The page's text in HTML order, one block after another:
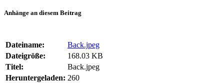
Anhänge an diesem Beitrag
Dateiname:
Back.jpeg
Dateigröße:
168.03 KB
Titel:
Back.jpeg
Heruntergeladen: 260